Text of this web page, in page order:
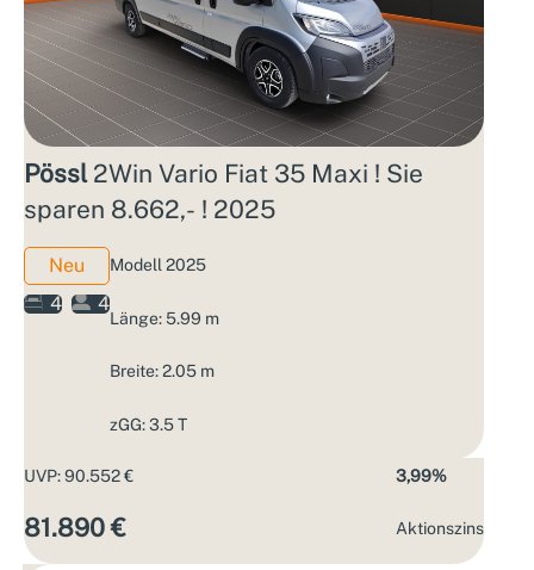
Pössl2Win Vario Fiat 35 Maxi ! Sie
sparen 8.662,- ! 2025
Neu
4
4
Modell 2025
Länge: 5.99 m
Breite: 2.05 m
zGG: 3.5 T
UVP: 90.552 €
81.890 €
3,99%
Aktions­zins